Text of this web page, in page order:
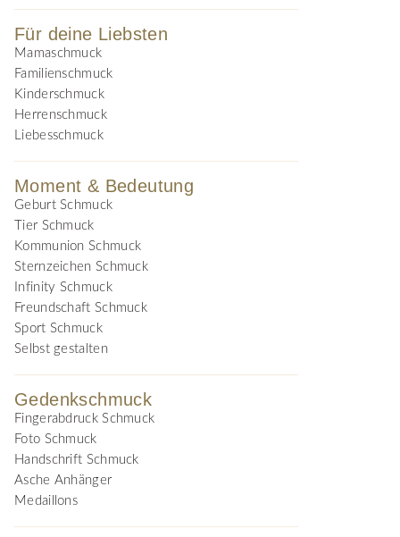
Für deine Liebsten
Mamaschmuck
Familienschmuck
Kinderschmuck
Herrenschmuck
Liebesschmuck
Moment & Bedeutung
Geburt Schmuck
Tier Schmuck
Kommunion Schmuck
Sternzeichen Schmuck
Infinity Schmuck
Freundschaft Schmuck
Sport Schmuck
Selbst gestalten
Gedenkschmuck
Fingerabdruck Schmuck
Foto Schmuck
Handschrift Schmuck
Asche Anhänger
Medaillons